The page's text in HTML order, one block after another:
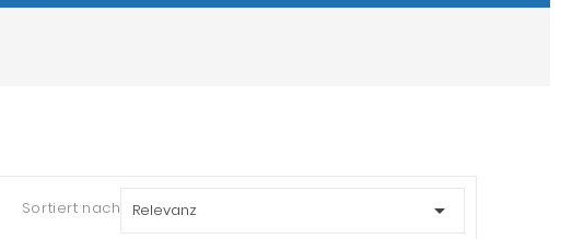
Sortiert nach: Relevanz 